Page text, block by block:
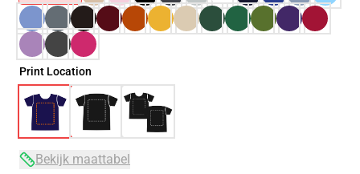
Print Location
Bekijk maattabel